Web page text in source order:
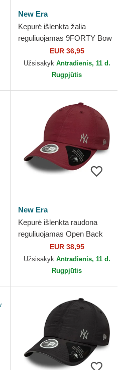
New Era
Kepurė išlenkta žalia
reguliuojamas 9FORTY Bow
Back Satin Los Angeles
Dodgers MLB New Era
EUR 36,95
Užsisakyk Antradienis, 11 d.
Rugpjūtis
New Era
Kepurė išlenkta raudona
reguliuojamas Open Back
Flawless New York Yankees
MLB New Era
EUR 38,95
Užsisakyk Antradienis, 11 d.
Rugpjūtis